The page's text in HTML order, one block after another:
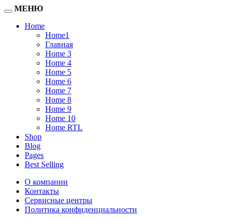
МЕНЮ
Home
Home1
Главная
Home 3
Home 4
Home 5
Home 6
Home 7
Home 8
Home 9
Home 10
Home RTL
Shop
Blog
Pages
Best Selling
О компании
Контакты
Сервисные центры
Политика конфиденциальности